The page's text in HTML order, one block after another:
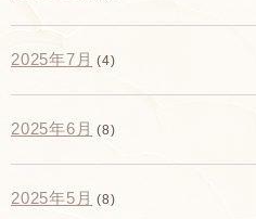
2025年7月 (4)
2025年6月 (8)
2025年5月 (8)